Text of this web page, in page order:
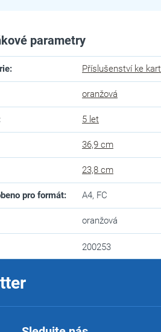
parametry
: Příslušenství ke
oranžová
5 let
36,9 cm
23,8 cm
pro formát: A4, FC
oranžová
200253